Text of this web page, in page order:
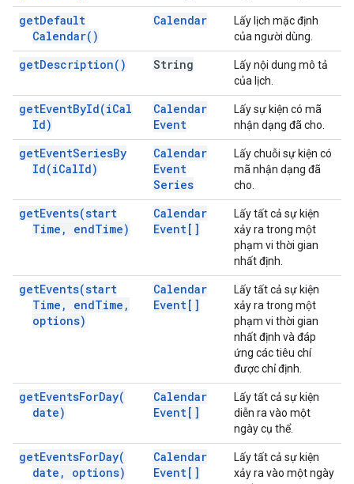
getDefault
Calendar( )
Calendar
Lấy lịch mặc định
của người dùng.
getDescription( ) String
Lấy nội dung mô tả
của lịch.
getEventById(iCal
Id)
Calendar
Event
Lấy sự kiện có mã
nhận dạng đã cho.
getEventSeriesBy
Id(iCalId)
Calendar
Event
Series
Lấy chuỗi sự kiện có
mã nhận dạng đã
cho.
getEvents(start
Time , endTime)
Calendar
Event[]
Lấy tất cả sự kiện
xảy ra trong một
phạm vi thời gian
nhất định.
getEvents(start
Time , endTime ,
options)
Calendar
Event[]
Lấy tất cả sự kiện
xảy ra trong một
phạm vi thời gian
nhất định và đáp
ứng các tiêu chí
được chỉ định.
getEventsForDay(
date)
Calendar
Event[]
Lấy tất cả sự kiện
diễn ra vào một
ngày cụ thể.
getEventsForDay(
date , options)
Calendar
Event[]
Lấy tất cả sự kiện
xảy ra vào một ngày